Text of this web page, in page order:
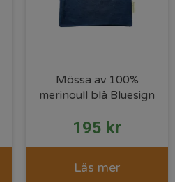
Mössa av 100%
merinoull blå Bluesign
195 kr
Läs mer